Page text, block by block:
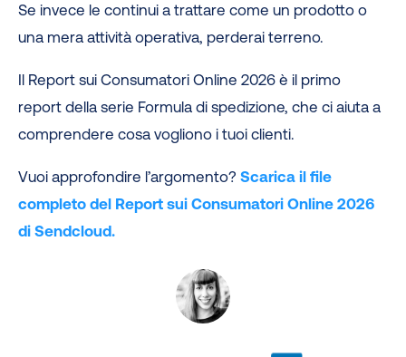
Se invece le continui a trattare come un prodotto o
una mera attività operativa, perderai terreno.
Il Report sui Consumatori Online 2026 è il primo
report della serie Formula di spedizione, che ci aiuta a
comprendere cosa vogliono i tuoi clienti.
Vuoi approfondire l’argomento?Scarica il file
completo del Report sui Consumatori Online 2026
di Sendcloud.